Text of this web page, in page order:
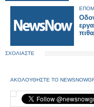
ΣΧΟΛΙΑΣΤΕ
ΑΚΟΛΟΥΘΗΣΤΕ ΤΟ